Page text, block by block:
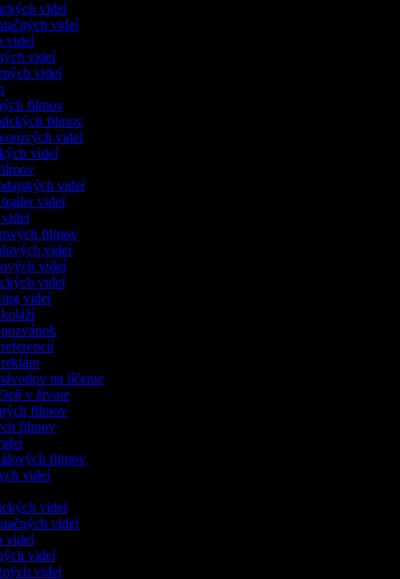
videí
videí
videí
videí
videí
filmov
filmov
videí
videí
videí
trailer videí
videí
filmov
videí
videí
videí
videí
koláží
na líčenie
v živote
filmov
filmov
filmov
videí
videí
videí
videí
videí
videí